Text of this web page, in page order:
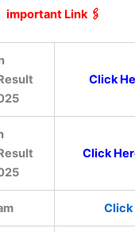
important Link 🖇️
Click
Click
Click